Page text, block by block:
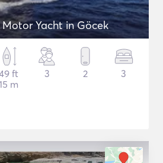
Yacht in Göcek
ft
m
3 2 3